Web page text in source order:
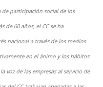
participación social de los
de 60 años, el CC se ha
nacional a través de los medios
en el ánimo y los hábitos
voz de las empresas al servicio de